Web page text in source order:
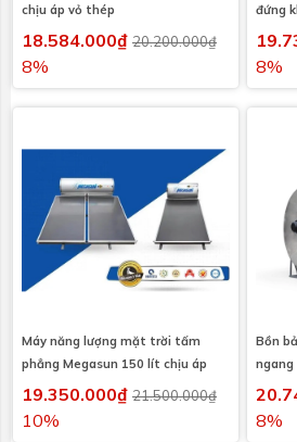
chịu áp vỏ thép
18.584.000₫ 20.200.000₫
8%
đứng
8%
Máy năng lượng mặt trời tấm
phẳng Megasun 150 lít chịu áp
19.350.000₫ 21.500.000₫
10%
Bồn
ngang
8%